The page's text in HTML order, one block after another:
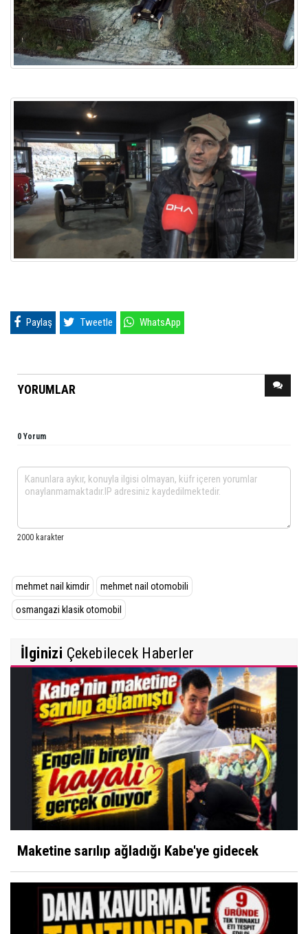
Paylaş Tweetle WhatsApp
YORUMLAR
0 Yorum
mehmet nail kimdir mehmet nail otomobili
osmangazi klasik otomobil
İlginizi Çekebilecek Haberler
Maketine sarılıp ağladığı Kabe'ye gidecek